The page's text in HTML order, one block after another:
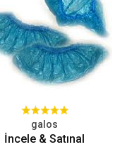
galos
İncele & Satınal